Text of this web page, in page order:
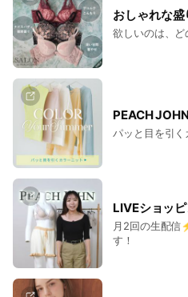
おしゃれな
欲しいのは、ど
PEACH
パッと目を引く
LIVEショッ
月2回の生配信
す！